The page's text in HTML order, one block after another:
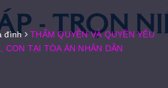
đình
THẨM QUYỀN VÀ QUYỀN YÊU
CON TẠI TÒA ÁN NHÂN DÂN